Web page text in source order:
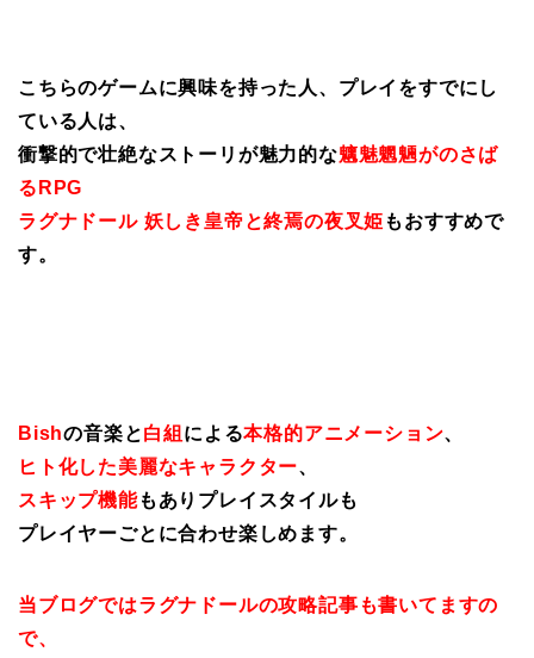
こちらのゲームに興味を持った人、プレイをすでにし
ている人は、
衝撃的で壮絶なストーリが魅力的な魑魅魍魎がのさば
るRPG
ラグナドール 妖しき皇帝と終焉の夜叉姫 もおすすめで
す。
Bishの音楽と白組 による本格的アニメーション、
ヒト化した美麗なキャラクター、
スキップ機能もありプレイスタイルも
プレイヤーごとに合わせ楽しめます。
当ブログではラグナドールの攻略記事も書いてますの
で、